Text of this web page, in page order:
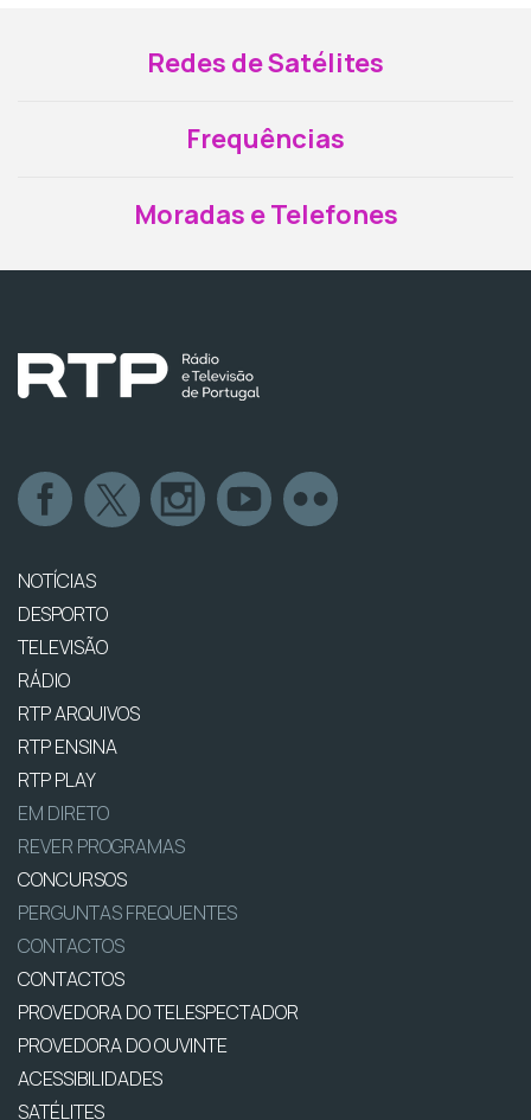
Redes de Satélites
Frequências
Moradas e Telefones
NOTÍCIAS
DESPORTO
TELEVISÃO
RÁDIO
RTP ARQUIVOS
RTP ENSINA
RTP PLAY
EM DIRETO
REVER PROGRAMAS
CONCURSOS
PERGUNTAS FREQUENTES
CONTACTOS
CONTACTOS
PROVEDORA DO TELESPECTADOR
PROVEDORA DO OUVINTE
ACESSIBILIDADES
SATÉLITES